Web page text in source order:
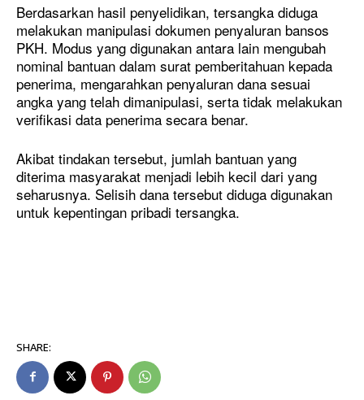
Berdasarkan hasil penyelidikan, tersangka diduga
melakukan manipulasi dokumen penyaluran bansos
PKH. Modus yang digunakan antara lain mengubah
nominal bantuan dalam surat pemberitahuan kepada
penerima, mengarahkan penyaluran dana sesuai
angka yang telah dimanipulasi, serta tidak melakukan
verifikasi data penerima secara benar.
Akibat tindakan tersebut, jumlah bantuan yang
diterima masyarakat menjadi lebih kecil dari yang
seharusnya. Selisih dana tersebut diduga digunakan
untuk kepentingan pribadi tersangka.
SHARE: